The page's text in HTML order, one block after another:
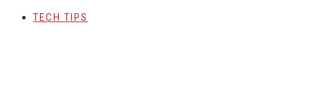
TECH TIPS